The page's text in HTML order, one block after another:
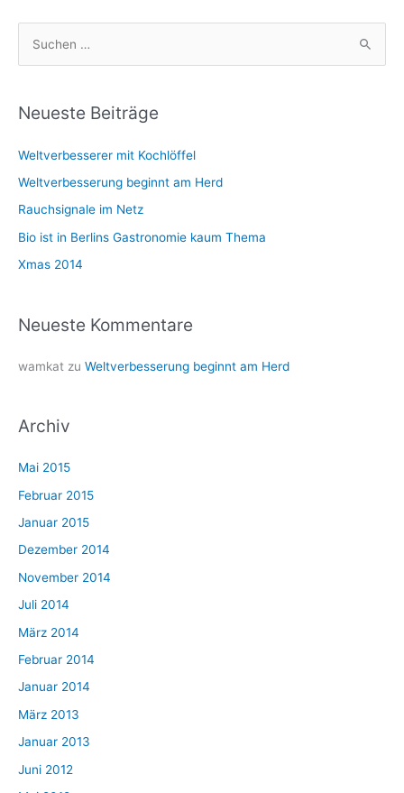
h
n
n
a
Neueste Beiträge
Weltverbesserer mit Kochlöffel
Weltverbesserung beginnt am Herd
Rauchsignale im Netz
Bio ist in Berlins Gastronomie kaum Thema
Xmas 2014
Neueste Kommentare
wamkat zu Weltverbesserung beginnt am Herd
Archiv
Mai 2015
Februar 2015
Januar 2015
Dezember 2014
November 2014
Juli 2014
März 2014
Februar 2014
Januar 2014
März 2013
Januar 2013
Juni 2012